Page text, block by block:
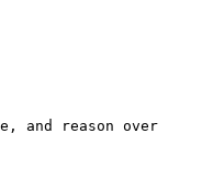
and reason over